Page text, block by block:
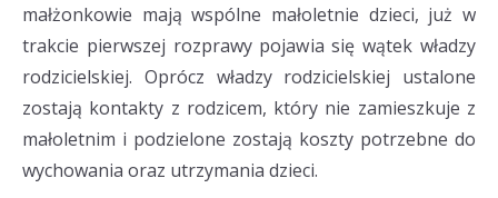
małżonkowie mają wspólne małoletnie dzieci, już w
trakcie pierwszej rozprawy pojawia się wątek władzy
rodzicielskiej. Oprócz władzy rodzicielskiej ustalone
zostają kontakty z rodzicem, który nie zamieszkuje z
małoletnim i podzielone zostają koszty potrzebne do
wychowania oraz utrzymania dzieci.